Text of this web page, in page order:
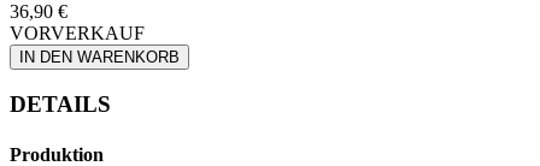
36,90 €
VORVERKAUF
IN DEN WARENKORB
DETAILS
Produktion